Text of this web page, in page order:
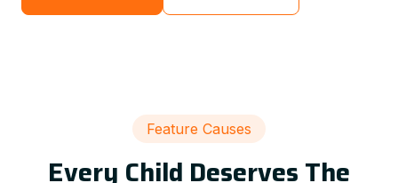
Feature Causes
Every Child Deserves The